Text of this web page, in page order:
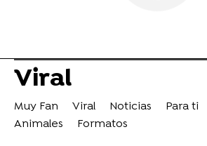
Viral
Muy Fan Viral Noticias Para ti
Animales
Formatos